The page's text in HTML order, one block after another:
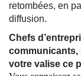
retombées, en
diffusion.
Chefs
communicants,
votre valise ce